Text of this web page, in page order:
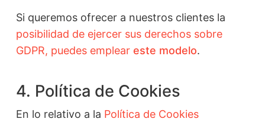
Si queremos ofrecer a nuestros clientes la
posibilidad de ejercer sus derechos sobre
GDPR, puedes emplear este modelo.
4. Política de Cookies
En lo relativo a la Política de Cookies